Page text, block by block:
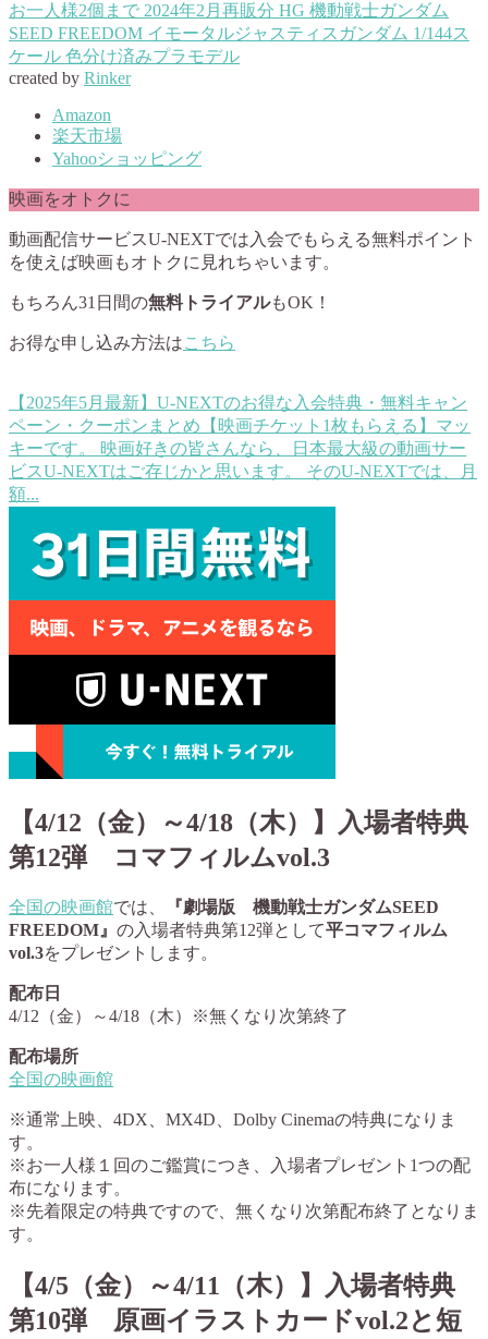
お一人様2個まで 2024年2月再販分 HG 機動戦士ガンダム
SEED FREEDOM イモータルジャスティスガンダム 1/144ス
ケール 色分け済みプラモデル
created by Rinker
Amazon
楽天市場
Yahooショッピング
映画をオトクに
動画配信サービスU-NEXTでは入会でもらえる無料ポイント
を使えば映画もオトクに見れちゃいます。
もちろん31日間の無料トライアルもOK！
お得な申し込み方法はこちら
【2025年5月最新】U-NEXTのお得な入会特典・無料キャン
ペーン・クーポンまとめ【映画チケット1枚もらえる】 マッ
キーです。 映画好きの皆さんなら、日本最大級の動画サー
ビスU-NEXTはご存じかと思います。 そのU-NEXTでは、月
額...
【4/12（金）～4/18（木）】入場者特典
第12弾 コマフィルムvol.3
全国の映画館では、
『劇場版 機動戦士ガンダムSEED
FREEDOM』 の入場者特典第12弾として平コマフィルム
vol.3をプレゼントします。
配布日
4/12（金）～4/18（木）※無くなり次第終了
配布場所
全国の映画館
※通常上映、4DX、MX4D、Dolby Cinemaの特典になりま
す。
※お一人様１回のご鑑賞につき、入場者プレゼント1つの配
布になります。
※先着限定の特典ですので、無くなり次第配布終了となりま
す。
【4/5（金）～4/11（木）】入場者特典
第10弾 原画イラストカードvol.2と短